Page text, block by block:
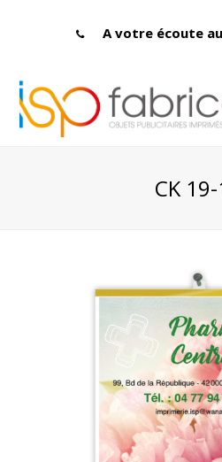
A votre écoute
CK 19-